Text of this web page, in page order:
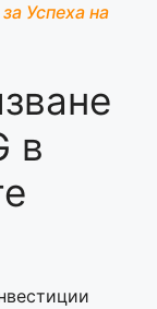
Успеха на
в